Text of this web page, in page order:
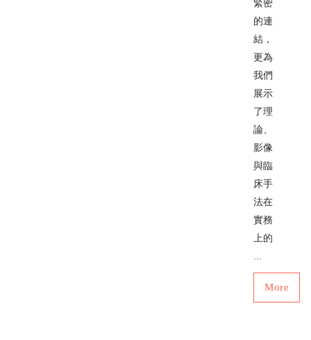
緊密
的連
結，
更為
我們
展示
了理
論、
影像
與臨
床手
法在
實務
上的
...
More